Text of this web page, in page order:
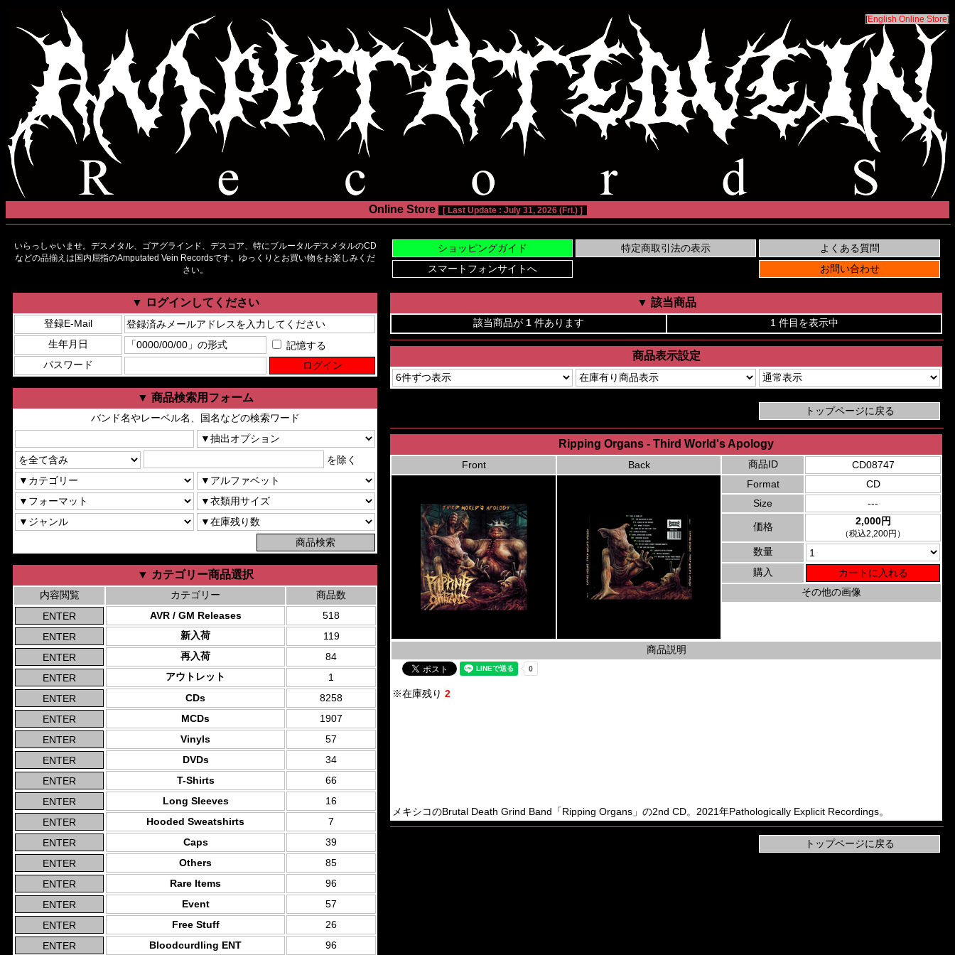
[English Online Store]
Online Store [ Last Update : July 31, 2026 (Fri.) ]
いらっしゃいませ。デスメタル、ゴアグラインド、デスコア、特にブルータルデスメタルのCD
などの品揃えは国内屈指のAmputated Vein Recordsです。ゆっくりとお買い物をお楽しみくだ
さい。
▼ ログインしてください
登録E-Mail
生年月日
記憶する
パスワード
▼ 商品検索用フォーム
バンド名やレーベル名、国名などの検索ワード
を除く
▼ カテゴリー商品選択
内容閲覧 カテゴリー
商品数
AVR / GM Releases
518
新入荷
119
再入荷
84
アウトレット
1
CDs
8258
MCDs
1907
Vinyls
57
DVDs
34
T-Shirts
66
Long Sleeves
16
Hooded Sweatshirts
7
Caps
39
Others
85
Rare Items
96
Event
57
Free Stuff
26
Bloodcurdling ENT
96
▼ 該当商品
該当商品が 1 件あります 1 件目を表示中
商品表示設定
Ripping Organs - Third World's Apology
Front Back 商品ID
CD08747
Format
CD
Size
---
価格 2,000円
（税込2,200円）
数量
購入
その他の画像
商品説明
※在庫残り 2
メキシコのBrutal Death Grind Band「Ripping Organs」の2nd CD。2021年Pathologically Explicit Recordings。